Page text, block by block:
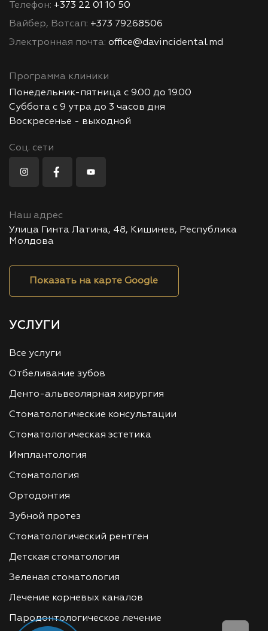
Телефон: +373 22 01 10 50
Вайбер, Вотсап: +373 79268506
Электронная почта: office@davincidental.md
Программа клиники
Понедельник-пятница с 9.00 до 19.00
Суббота с 9 утра до 3 часов дня
Воскресенье - выходной
Соц. сети
Наш адрес
Улица Гинта Латина, 48, Кишинев, Республика
Молдова
Показать на карте Google
УСЛУГИ
Все услуги
Отбеливание зубов
Денто-альвеолярная хирургия
Стоматологические консультации
Стоматологическая эстетика
Имплантология
Стоматология
Ортодонтия
Зубной протез
Стоматологический рентген
Детская стоматология
Зеленая стоматология
Лечение корневых каналов
Пародонтологическое лечение